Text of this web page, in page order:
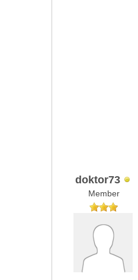
doktor73
Member